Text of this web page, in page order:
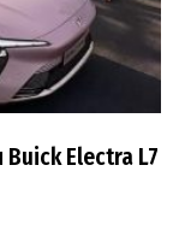
Electra L7